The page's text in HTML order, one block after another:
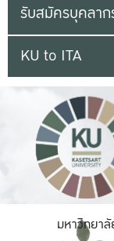
รับสมัครบุคลา
KU to ITA
มหาวิทยาลั